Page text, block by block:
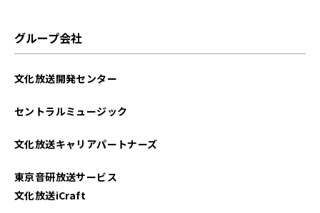
2025年04月
グループ会社
文化放送開発センター
セントラルミュージック
文化放送キャリアパートナーズ
東京音研放送サービス
文化放送iCraft